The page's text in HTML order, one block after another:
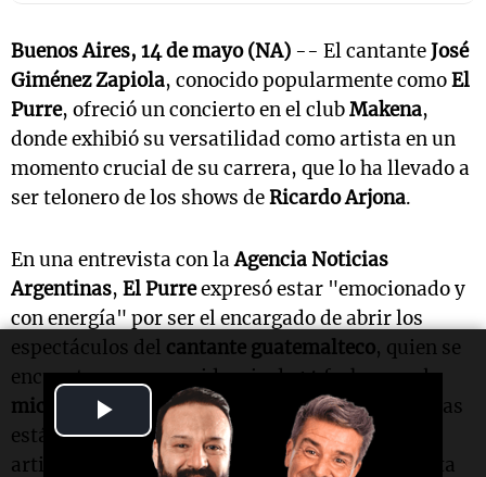
Play
Video
Buenos Aires, 14 de mayo (NA) -- El cantanteJosé
Giménez Zapiola, conocido popularmente comoEl
Purre, ofreció un concierto en el clubMakena,
donde exhibió su versatilidad como artista en un
momento crucial de su carrera, que lo ha llevado a
ser telonero de los shows deRicardo Arjona.
En una entrevista con laAgencia Noticias
Argentinas, El Purreexpresó estar "emocionado y
con energía" por ser el encargado de abrir los
espectáculos del cantante guatemalteco, quien se
encuentra en una residencia de 14 fechas en el
microestadio Movistar Arena
, donde las entradas
están agotadas hasta el próximo 25 de mayo. El
artista manifestó su felicidad y gratitud por esta